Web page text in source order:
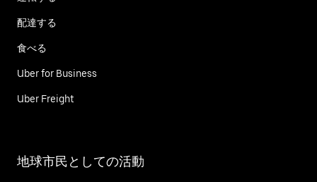
配達する
食べる
Uber for Business
Uber Freight
地球市民としての活動